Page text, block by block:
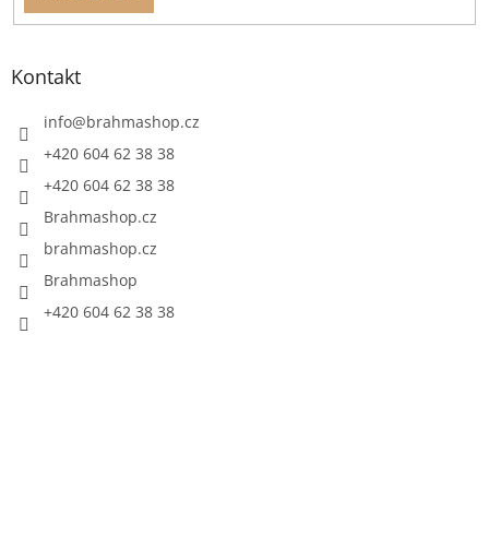
Kontakt
info@brahmashop.cz
+420 604 62 38 38
+420 604 62 38 38
Brahmashop.cz
brahmashop.cz
Brahmashop
+420 604 62 38 38